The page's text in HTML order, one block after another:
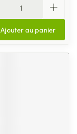
Ajouter au panier